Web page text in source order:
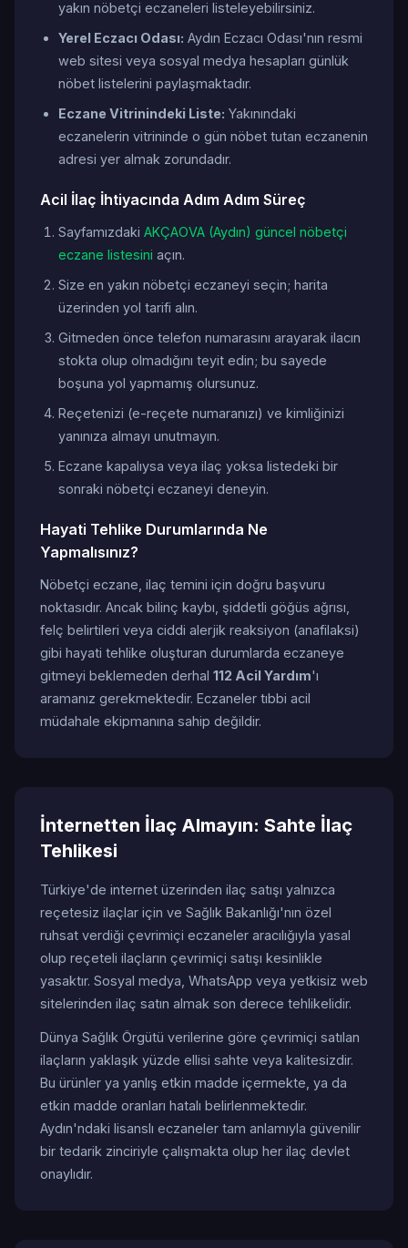
yakın nöbetçi eczaneleri listeleyebilirsiniz.
Yerel Eczacı Odası: Aydın Eczacı Odası'nın resmi
web sitesi veya sosyal medya hesapları günlük
nöbet listelerini paylaşmaktadır.
Eczane Vitrinindeki Liste: Yakınındaki
eczanelerin vitrininde o gün nöbet tutan eczanenin
adresi yer almak zorundadır.
Acil İlaç İhtiyacında Adım Adım Süreç
Sayfamızdaki AKÇAOVA (Aydın) güncel nöbetçi
eczane listesini açın.
Size en yakın nöbetçi eczaneyi seçin; harita
üzerinden yol tarifi alın.
Gitmeden önce telefon numarasını arayarak ilacın
stokta olup olmadığını teyit edin; bu sayede
boşuna yol yapmamış olursunuz.
Reçetenizi (e-reçete numaranızı) ve kimliğinizi
yanınıza almayı unutmayın.
Eczane kapalıysa veya ilaç yoksa listedeki bir
sonraki nöbetçi eczaneyi deneyin.
Hayati Tehlike Durumlarında Ne
Yapmalısınız?
Nöbetçi eczane, ilaç temini için doğru başvuru
noktasıdır. Ancak bilinç kaybı, şiddetli göğüs ağrısı,
felç belirtileri veya ciddi alerjik reaksiyon (anafilaksi)
gibi hayati tehlike oluşturan durumlarda eczaneye
gitmeyi beklemeden derhal 112 Acil Yardım'ı
aramanız gerekmektedir. Eczaneler tıbbi acil
müdahale ekipmanına sahip değildir.
İnternetten İlaç Almayın: Sahte İlaç
Tehlikesi
Türkiye'de internet üzerinden ilaç satışı yalnızca
reçetesiz ilaçlar için ve Sağlık Bakanlığı'nın özel
ruhsat verdiği çevrimiçi eczaneler aracılığıyla yasal
olup reçeteli ilaçların çevrimiçi satışı kesinlikle
yasaktır. Sosyal medya, WhatsApp veya yetkisiz web
sitelerinden ilaç satın almak son derece tehlikelidir.
Dünya Sağlık Örgütü verilerine göre çevrimiçi satılan
ilaçların yaklaşık yüzde ellisi sahte veya kalitesizdir.
Bu ürünler ya yanlış etkin madde içermekte, ya da
etkin madde oranları hatalı belirlenmektedir.
Aydın'ndaki lisanslı eczaneler tam anlamıyla güvenilir
bir tedarik zinciriyle çalışmakta olup her ilaç devlet
onaylıdır.